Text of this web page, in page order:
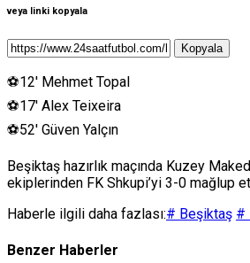
veya linki kopyala
Kopyala
⚽️12′ Mehmet Topal
⚽️17′ Alex Teixeira
⚽️52′ Güven Yalçın
Beşiktaş hazırlık maçında Kuzey
ekiplerinden FK Shkupi’yi 3-0 mağlup
Haberle ilgili daha fazlası:# Beşiktaş #
Benzer Haberler